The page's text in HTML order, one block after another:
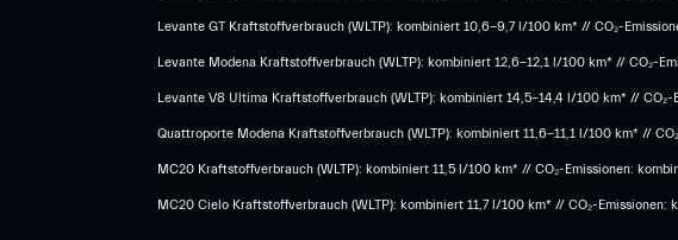
Levante GT Kraftstoffverbrauch (WLTP): kombiniert 10,6-9,7 l/100 km* // CO₂-
Levante Modena Kraftstoffverbrauch (WLTP): kombiniert 12,6-12,1 l/100 km* // CO₂-
​Levante V8 Ultima Kraftstoffverbrauch (WLTP): kombiniert 14,5-14,4 l/100 km* //
Quattroporte Modena Kraftstoffverbrauch (WLTP): kombiniert 11,6-11,1 l/100 km* //
MC20 Kraftstoffverbrauch (WLTP): kombiniert 11,5 l/100 km* // CO₂-Emissionen:
MC20 Cielo Kraftstoffverbrauch (WLTP): kombiniert 11,7 l/100 km* // CO₂-Emissionen: